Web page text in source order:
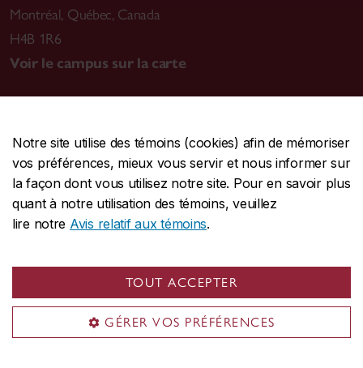
Notre site utilise des témoins (cookies) afin de mémoriser
vos préférences, mieux vous servir et nous informer sur
la façon dont vous utilisez notre site. Pour en savoir plus
quant à notre utilisation des témoins, veuillez
lire notre Avis relatif aux témoins.
TOUT ACCEPTER
GÉRER VOS PRÉFÉRENCES
Montréal, Québec, Canada
H4B 1R6
Voir le campus sur la carte
CENTRALE514-848-2424
URGENCE514-848-3717
Protection et prévention | Accessibilité | Confidentialité
Conditions d'utilisation |
© Université Concordia. Montréal, QC, Canada